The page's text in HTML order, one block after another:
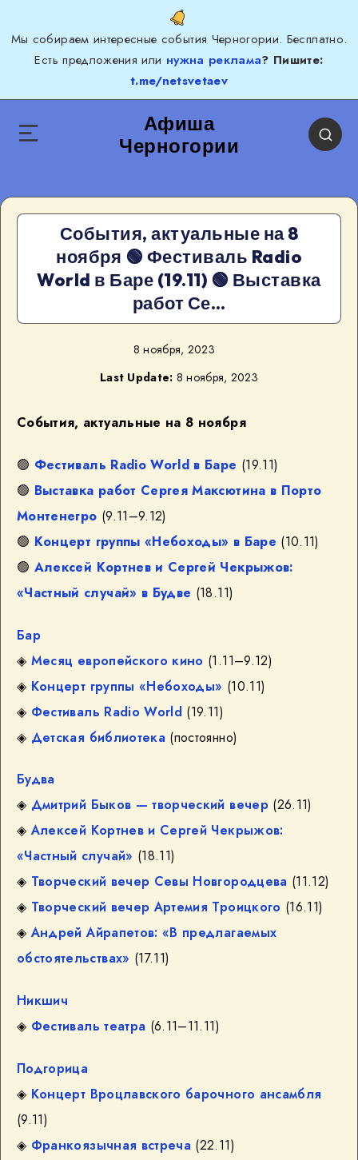
Мы собираем интересные события Черногории. Бесплатно.
Есть предложения или нужна реклама? Пишите:
t.me/netsvetaev
Афиша
Черногории
События, актуальные на 8
ноября 🟢 Фестиваль Radio
World в Баре (19.11) 🟢 Выставка
работ Се…
8 ноября, 2023
Last Update: 8 ноября, 2023
События, актуальные на 8 ноября
🟢 Фестиваль Radio World в Баре (19.11)
🟢 Выставка работ Сергея Максютина в Порто
Монтенегро (9.11–9.12)
🟢 Концерт группы «Небоходы» в Баре (10.11)
🟢 Алексей Кортнев и Сергей Чекрыжов:
«Частный случай» в Будве (18.11)
Бар
◈ Месяц европейского кино (1.11–9.12)
◈ Концерт группы «Небоходы» (10.11)
◈ Фестиваль Radio World (19.11)
◈ Детская библиотека (постоянно)
Будва
◈ Дмитрий Быков — творческий вечер (26.11)
◈Алексей Кортнев и Сергей Чекрыжов:
«Частный случай» (18.11)
◈ Творческий вечер Севы Новгородцева (11.12)
◈ Творческий вечер Артемия Троицкого (16.11)
◈Андрей Айрапетов: «В предлагаемых
обстоятельствах» (17.11)
Никшич
◈ Фестиваль театра (6.11–11.11)
Подгорица
◈ Концерт Вроцлавского барочного ансамбля
(9.11)
◈ Франкоязычная встреча (22.11)